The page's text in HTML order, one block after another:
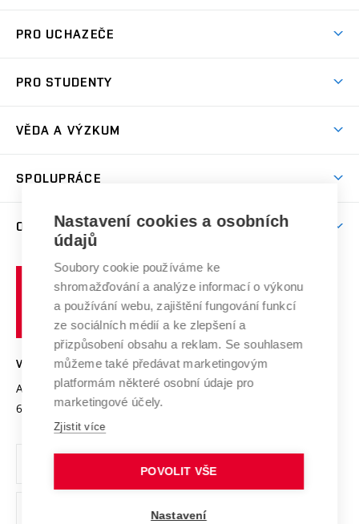
Koleje
Sport na VUT
Brno
PRO UCHAZEČE
Dny otevřených dveří
Celoživotní vzdělávání
E-přihláška
PRO STUDENTY
Harmonogram akademického roku
Závěrečné práce
Doktorské studium
Zpracování osobních údajů studentů
Sociální bezpečí
Studium bez bariér
Podpora podnikání
VĚDA A VÝZKUM
Mezinárodní vědecká rada
Systém zajišťování kvality výzkumu
Výzkumné infrastruktury
Transfer znalostí
Open Science
Projekty
Projekty ze strukturálních fondů
Specifický výzkum
SPOLUPRÁCE
Zahraniční spolupráce
Spolupráce se školami
Služby univerzity
Mezinárodní dohody
Univerzitní sítě
O UNIVERZITĚ
Profil univerzity
Udržitelná univerzita
Podnikavá univerzita / ContriBUTe
Bezpečná univerzita
Vyznamenání
Organizační struktura
Ochrana osobních údajů
učení
technické
VYSOKÉ UČENÍ TECHNICKÉ V BRNĚ
Antonínská 548/1
602 00 Brno
www.vut.cz
vut@vutbr.cz
Nastavení cookies a osobních
údajů
Soubory cookie používáme ke
shromažďování a analýze informací o výkonu
a používání webu, zajištění fungování funkcí
ze sociálních médií a ke zlepšení a
přizpůsobení obsahu a reklam. Se souhlasem
můžeme také předávat marketingovým
platformám některé osobní údaje pro
marketingové účely.
Zjistit více
POVOLIT VŠE
Nastavení